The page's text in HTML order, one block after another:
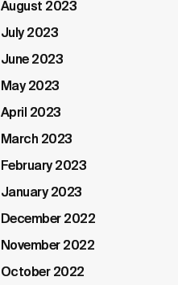
August 2023
July 2023
June 2023
May 2023
April 2023
March 2023
February 2023
January 2023
December 2022
November 2022
October 2022